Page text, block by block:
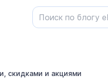
скидками и акциями